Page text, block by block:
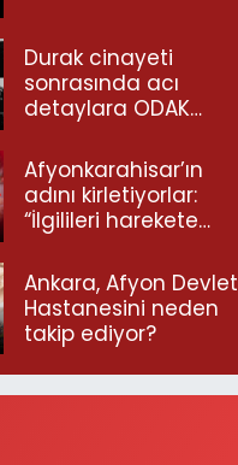
Durak cinayeti
sonrasında acı
detaylara ODAK
Afyonkarahisar’ın
adını kirletiyorlar:
“İlgilileri harekete
ediyoruz”
Ankara, Afyon Devlet
Hastanesini neden
takip ediyor?